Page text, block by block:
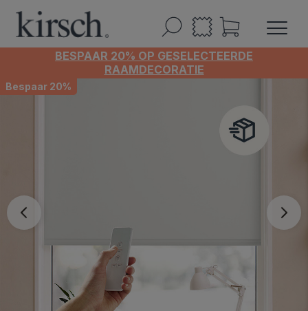
BESPAAR 20% OP GESELECTEERDE
RAAMDECORATIE
Bespaar 20%